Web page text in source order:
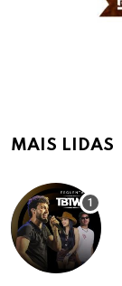
MAIS LIDAS